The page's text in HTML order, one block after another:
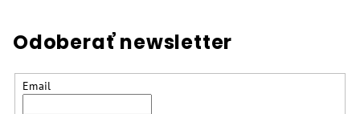
Odoberať newsletter
Email